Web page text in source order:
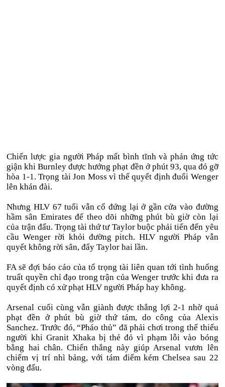
Chiến lược gia người Pháp mất bình tĩnh và phản ứng tức
giận khi Burnley được hưởng phạt đền ở phút 93, qua đó gỡ
hòa 1-1. Trọng tài Jon Moss vì thế quyết định đuổi Wenger
lên khán đài.
Nhưng HLV 67 tuổi vẫn cố đứng lại ở gần cửa vào đường
hầm sân Emirates để theo dõi những phút bù giờ còn lại
của trận đấu. Trọng tài thứ tư Taylor buộc phải tiến đến yêu
cầu Wenger rời khỏi đường pitch. HLV người Pháp vẫn
quyết không rời sân, đẩy Taylor hai lần.
FA sẽ đợi báo cáo của tổ trọng tài liên quan tới tình huống
truất quyền chỉ đạo trong trận của Wenger trước khi đưa ra
quyết định có xử phạt HLV người Pháp hay không.
Arsenal cuối cùng vẫn giành được thắng lợi 2-1 nhờ quả
phạt đền ở phút bù giờ thứ tám, do công của Alexis
Sanchez. Trước đó, “Pháo thủ” đã phải chơi trong thế thiếu
người khi Granit Xhaka bị thẻ đỏ vì phạm lỗi vào bóng
bằng hai chân. Chiến thắng này giúp Arsenal vươn lên
chiếm vị trí nhì bảng, với tám điểm kém Chelsea sau 22
vòng đấu.